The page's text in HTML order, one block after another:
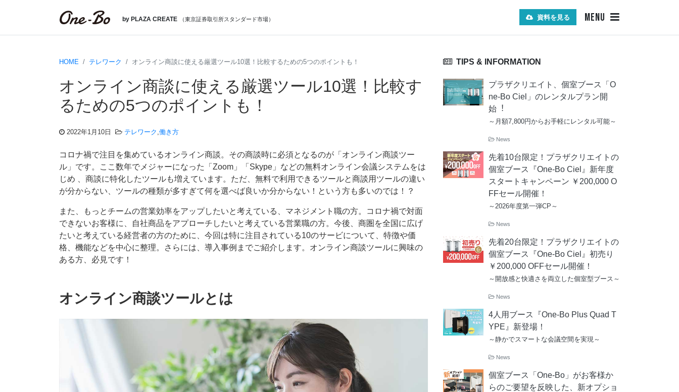
by PLAZA CREATE （東京証券取引所スタンダード市場） 資料を見る MENU
HOME テレワーク オンライン商談に使える厳選ツール10選！比較するための5つのポイントも！
オンライン商談に使える厳選ツール10選！比較す
るための5つのポイントも！
2022年1月10日 テレワーク ,働き方
コロナ禍で注目を集めているオンライン商談。その商談時に必須となるのが「オンライン商談ツー
ル」です。ここ数年でメジャーになった「Zoom」「Skype」などの無料オンライン会議システムをは
じめ 、商談に特化したツールも増えています。ただ、無料で利用できるツールと商談用ツールの違い
が分からない、ツールの種類が多すぎて何を選べば良いか分からない！という方も多いのでは！？
また、もっとチームの営業効率をアップしたいと考えている、マネジメント職の方。コロナ禍で対面
できないお客様に、自社商品をアプローチしたいと考えている営業職の方。今後、商圏を全国に広げ
たいと考えている経営者の方のために、今回は特に注目されている10のサービについて、特徴や価
格、機能などを中心に整理。さらには、導入事例までご紹介します。オンライン商談ツールに興味の
ある方、必見です！
オンライン商談ツールとは
TIPS & INFORMATION
プラザクリエイト、個室ブース「O
ne-Bo Ciel」のレンタルプラン開
始︕
～月額7,800円からお手軽にレンタル可能～
News
先着10台限定！プラザクリエイトの
個室ブース『One-Bo Ciel』新年度
スタートキャンペーン ￥200,000 O
FFセール開催！
～2026年度第一弾CP～
News
先着20台限定！プラザクリエイトの
個室ブース『One-Bo Ciel』初売り
￥200,000 OFFセール開催！
～開放感と快適さを両立した個室型ブース～
News
4人用ブース『One-Bo Plus Quad T
YPE』新登場！
～静かでスマートな会議空間を実現～
News
個室ブース「One-Bo」がお客様か
らのご要望を反映した、新オプショ